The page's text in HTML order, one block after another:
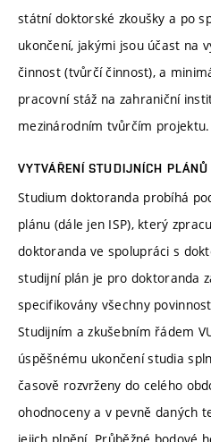
státní doktorské zkoušky a po
ukončení, jakými jsou účast na
činnost (tvůrčí činnost), a
pracovní stáž na zahraniční
mezinárodním tvůrčím projektu.
VYTVÁŘENÍ STUDIJNÍCH PLÁNŮ
Studium doktoranda probíhá
plánu (dále jen ISP), který
doktoranda ve spolupráci s
studijní plán je pro doktoranda
specifikovány všechny
Studijním a zkušebním řádem
úspěšnému ukončení studia
časově rozvrženy do celého
ohodnoceny a v pevně daných